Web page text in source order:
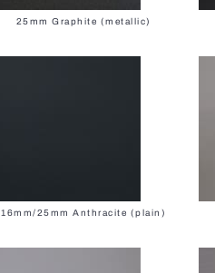
25mm Graphite (metallic)
16mm/25mm Anthracite (plain)